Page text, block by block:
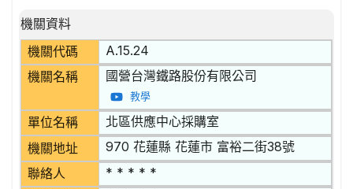
招標公告詳細內容
機關資料
機關代碼
A.15.24
機關名稱 國營台灣鐵路股份有限公司
教學
單位名稱 北區供應中心採購室
機關地址 970 花蓮縣 花蓮市 富裕二街38號
聯絡人 * * * * *